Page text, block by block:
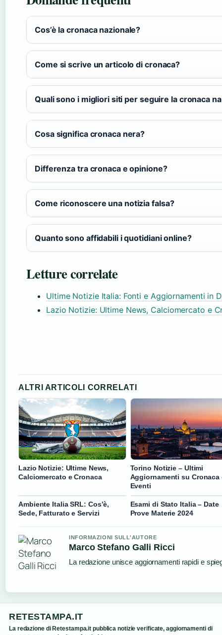
Cos’è la cronaca nazionale?
Come si scrive un articolo di cronaca?
Quali sono i migliori siti per seguire la cronaca
Cosa significa cronaca nera?
Differenza tra cronaca e opinione?
Come riconoscere una notizia falsa?
Quanto sono affidabili i quotidiani online?
Letture correlate
Ultime Notizie Italia: Fonti e Aggiornamenti in
Lazio Notizie: Ultime News, Calciomercato e
ALTRI ARTICOLI CORRELATI
Lazio Notizie: Ultime News,
Calciomercato e Cronaca
Torino Notizie – Ultimi
Aggiornamenti su Cronaca
Eventi
Ambiente Italia SRL: Cos’è,
Sede, Fatturato e Servizi
Esami di Stato Italia – Date
Prove Materie 2024
INFORMAZIONI SULL'AUTORE
Marco Stefano Galli Ricci
La redazione unisce aggiornamenti rapidi e
RETESTAMPA.IT
La redazione di Retestampa.it pubblica notizie verificate, aggiornamenti di